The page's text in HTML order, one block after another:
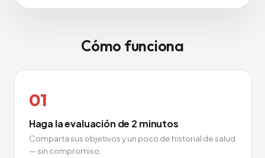
Cómo funciona
01
Haga la evaluación de 2 minutos
Comparta sus objetivos y un poco de historial de salud
— sin compromiso.